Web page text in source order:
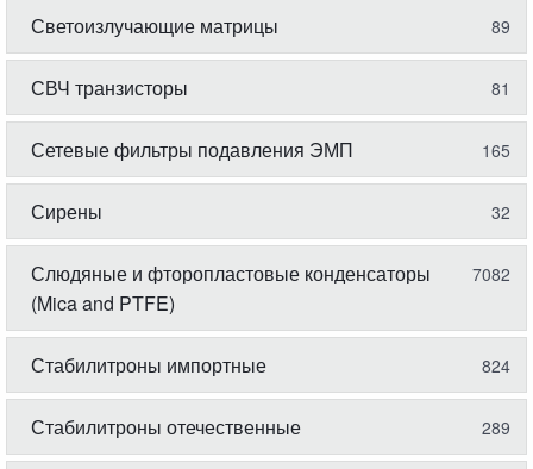
Светоизлучающие матрицы 89
СВЧ транзисторы 81
Сетевые фильтры подавления ЭМП 165
Сирены 32
Слюдяные и фторопластовые конденсаторы
(Mica and PTFE)
7082
Стабилитроны импортные 824
Стабилитроны отечественные 289